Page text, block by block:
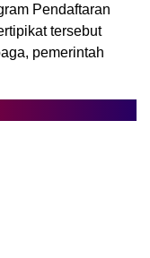
Pendaftaran
tersebut
pemerintah